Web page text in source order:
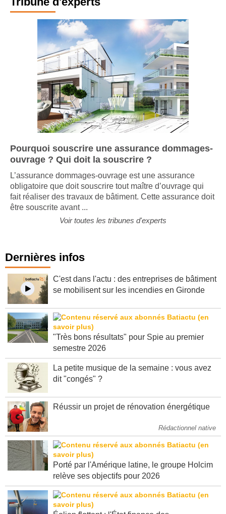
Tribune d'experts
Pourquoi souscrire une assurance dommages-
ouvrage ? Qui doit la souscrire ?
L’assurance dommages-ouvrage est une assurance
obligatoire que doit souscrire tout maître d’ouvrage qui
fait réaliser des travaux de bâtiment. Cette assurance doit
Dernières infos
C'est dans l'actu : des entreprises de bâtiment
"Très bons résultats" pour Spie au premier
La petite musique de la semaine : vous avez
Rédactionnel native
Porté par l'Amérique latine, le groupe Holcim